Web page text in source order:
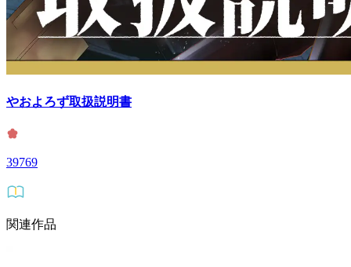
やおよろず取扱説明書
39769
関連作品